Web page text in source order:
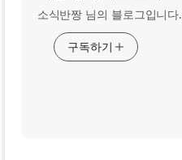
소식반짱 님의 블로그입니다.
구독하기